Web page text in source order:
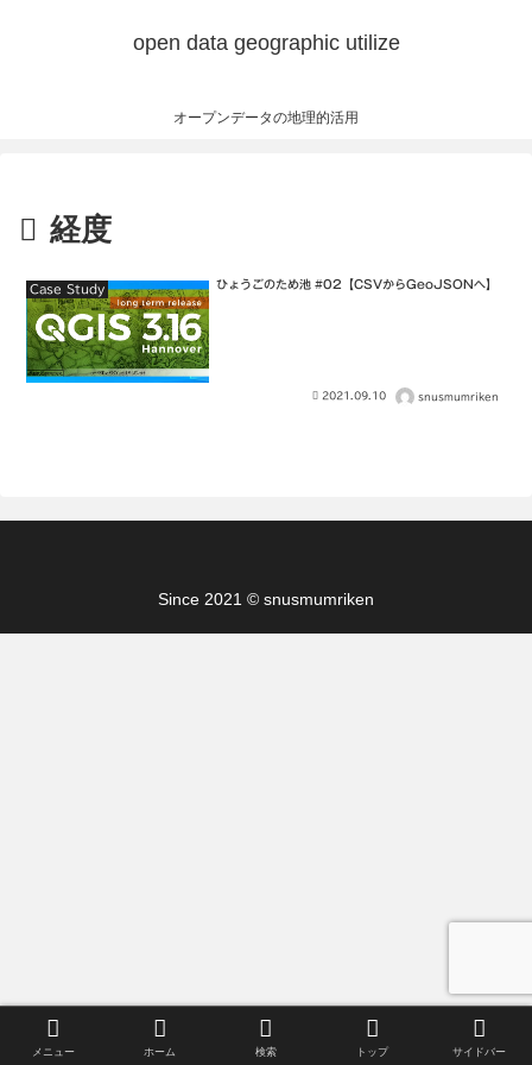
open data geographic utilize
オープンデータの地理的活用
経度
Case Study ひょうごのため池 #02【CSVからGeoJSONへ】
2021.09.10 snusmumriken
Since 2021 © snusmumriken
メニュー ホーム 検索 トップ サイドバー